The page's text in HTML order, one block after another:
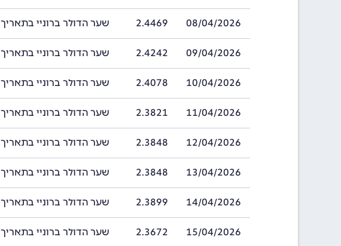
08/04/2026
2.4469 שער הדולר ברוניי בתאריך 08/04/2026 הוא 2.4469
09/04/2026
2.4242 שער הדולר ברוניי בתאריך 09/04/2026 הוא 2.4242
10/04/2026
2.4078 שער הדולר ברוניי בתאריך 10/04/2026 הוא 2.4078
11/04/2026
2.3821 שער הדולר ברוניי בתאריך 11/04/2026 הוא 2.3821
12/04/2026
2.3848 שער הדולר ברוניי בתאריך 12/04/2026 הוא 2.3848
13/04/2026
2.3848 שער הדולר ברוניי בתאריך 13/04/2026 הוא 2.3848
14/04/2026
2.3899 שער הדולר ברוניי בתאריך 14/04/2026 הוא 2.3899
15/04/2026
2.3672 שער הדולר ברוניי בתאריך 15/04/2026 הוא 2.3672